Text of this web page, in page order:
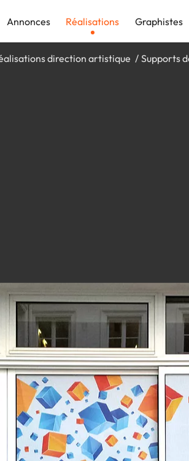
Annonces Réalisations Graphistes
direction artistique Supports